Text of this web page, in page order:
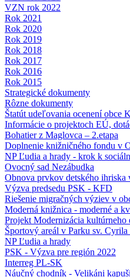
VZN rok 2022
Rok 2021
Rok 2020
Rok 2019
Rok 2018
Rok 2017
Rok 2016
Rok 2015
Strategické dokumenty
Rôzne dokumenty
Štatút udeľovania ocenení obce
Informácie o projektoch EÚ,
Bohatier z Maglovca – 2.etapa
Doplnenie knižničného fondu v
NP Ľudia a hrady - krok k
Ovocný sad Nezábudka
Obnova prvkov detského ihriska
Výzva predsedu PSK - KFD
Riešenie migračných výziev v
Moderná knižnica - moderné a
Projekt Modernizácia kultúrneho
Športový areál v Parku sv.
NP Ľudia a hrady
PSK - Výzva pre región 2022
Interreg PL-SK
Náučný chodník - Velikáni